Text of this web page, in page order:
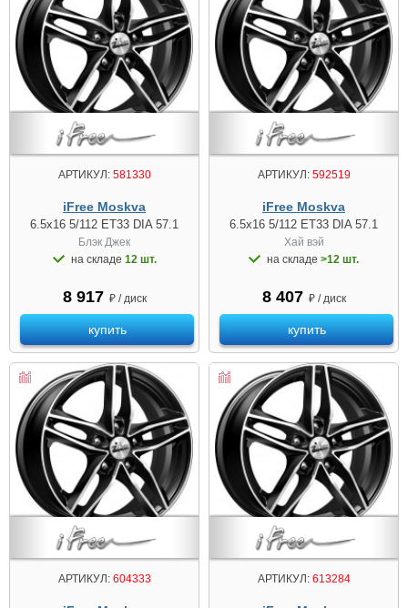
АРТИКУЛ:581330
iFree Moskva
6.5x16 5/112 ET33 DIA 57.1
Блэк Джек
на складе 12 шт.
8 917 ₽ / диск
купить
АРТИКУЛ:592519
iFree Moskva
6.5x16 5/112 ET33 DIA 57.1
Хай вэй
на складе >12 шт.
8 407 ₽ / диск
купить
АРТИКУЛ:604333 АРТИКУЛ:613284